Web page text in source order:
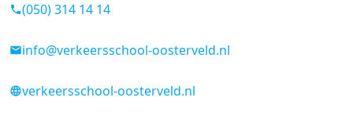
(050) 314 14 14
info@verkeersschool-oosterveld.nl
verkeersschool-oosterveld.nl